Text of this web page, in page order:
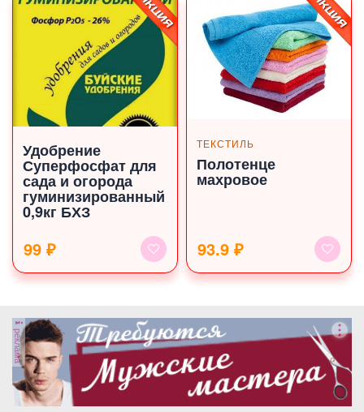
Удобрение
Суперфосфат для
сада и огорода
гуминизированный
0,9кг БХЗ
99 ₽
ТЕКСТИЛЬ
Полотенце
махровое
93.9 ₽
реклама